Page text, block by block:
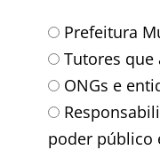
Prefeitura
Tutores
ONGs e
poder público